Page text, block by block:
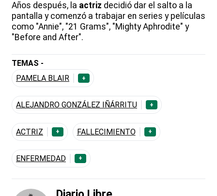
Años después, la actriz decidió dar el salto a la
pantalla y comenzó a trabajar en series y películas
como "Annie", "21 Grams", "Mighty Aphrodite" y
"Before and After".
TEMAS -
PAMELA BLAIR
+
ALEJANDRO GONZÁLEZ IÑÁRRITU +
ACTRIZ + FALLECIMIENTO +
ENFERMEDAD +